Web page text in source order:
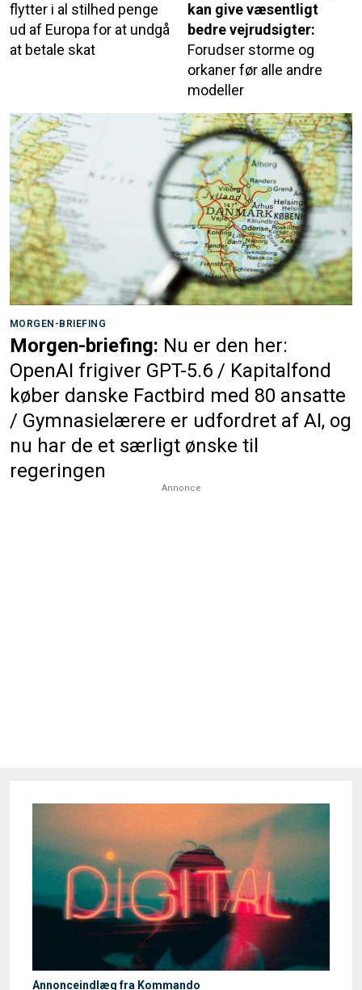
flytter i al stilhed penge
ud af Europa for at undgå
at betale skat
kan give væsentligt
bedre vejrudsigter:
Forudser storme og
orkaner før alle andre
modeller
MORGEN-BRIEFING
Morgen-briefing: Nu er den her:
OpenAI frigiver GPT-5.6 / Kapitalfond
køber danske Factbird med 80 ansatte
/ Gymnasielærere er udfordret af AI, og
nu har de et særligt ønske til
regeringen
Annonce
Annonceindlæg fra Kommando